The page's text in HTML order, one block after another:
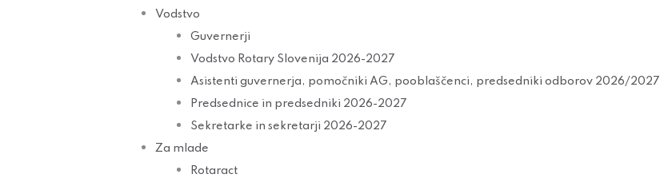
Vodstvo
Guvernerji
Vodstvo Rotary Slovenija 2026-2027
Asistenti guvernerja, pomočniki AG, pooblaščenci, predsedniki odborov 2026/2027
Predsednice in predsedniki 2026-2027
Sekretarke in sekretarji 2026-2027
Za mlade
Rotaract